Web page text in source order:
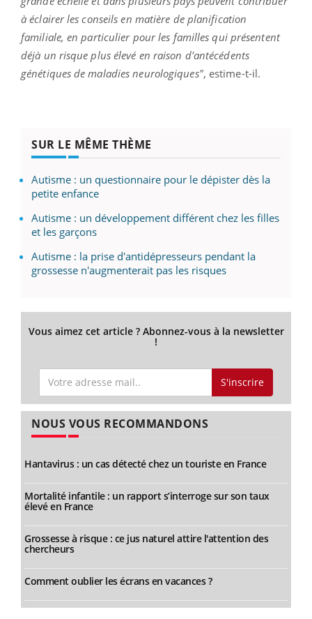
à éclairer les conseils en matière de planification
familiale, en particulier pour les familles qui présentent
déjà un risque plus élevé en raison d'antécédents
génétiques de maladies neurologiques", estime-t-il.
SUR LE MÊME THÈME
Autisme : un questionnaire pour le dépister dès la
petite enfance
Autisme : un développement différent chez les filles
et les garçons
Autisme : la prise d'antidépresseurs pendant la
grossesse n'augmenterait pas les risques
Vous aimez cet article ? Abonnez-vous à la newsletter
!
S'inscrire
NOUS VOUS RECOMMANDONS
Hantavirus : un cas détecté chez un touriste en France
Mortalité infantile : un rapport s’interroge sur son taux
élevé en France
Grossesse à risque : ce jus naturel attire l'attention des
chercheurs
Comment oublier les écrans en vacances ?